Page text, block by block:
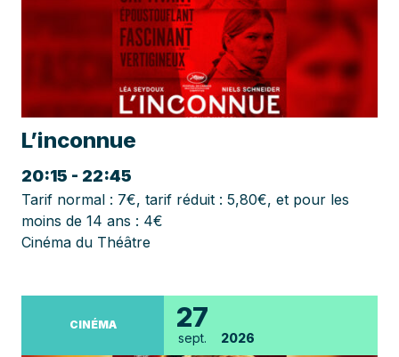
L’inconnue
20:15 - 22:45
Tarif normal : 7€, tarif réduit : 5,80€, et pour les
moins de 14 ans : 4€
Cinéma du Théâtre
CINÉMA 27
sept. 2026